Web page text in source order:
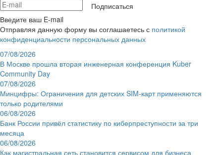
Подписаться
Введите ваш E-mail
Отправляя данную форму вы соглашаетесь с политикой
конфиденциальности персональных данных
07/08/2026
В Москве прошла вторая инженерная конференция Kuber
Community Day
07/08/2026
Минцифры: Ограничения для детских SIM-карт применяются
только родителями
06/08/2026
Банк России привёл статистику по киберпреступности за три
месяца
06/08/2026
Как магистральная сеть становится сервисом для бизнеса